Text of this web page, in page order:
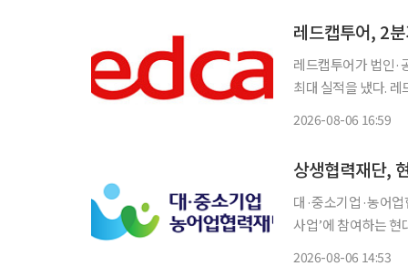
레드캡투어, 2
레드캡투어가 법인·
최대 실적을 냈다. 레드캡투어는 2분기 연결기준 매출액 982억원과 영업이익 157억원을 기
2026-08-06 16:59
대·중소기업·농어
사업’에 참여하는
2026-08-06 14:53